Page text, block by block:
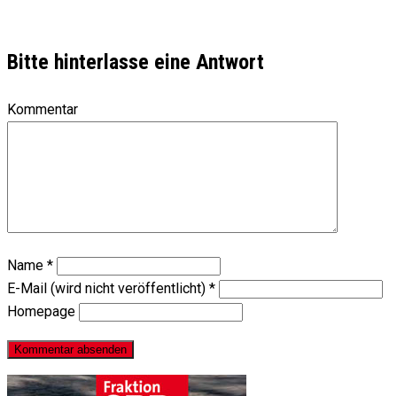
Bitte hinterlasse eine Antwort
Kommentar
Name *
E-Mail (wird nicht veröffentlicht) *
Homepage